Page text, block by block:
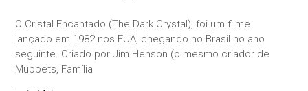
O Cristal Encantado (The Dark Crystal), foi um filme
lançado em 1982 nos EUA, chegando no Brasil no ano
seguinte. Criado por Jim Henson (o mesmo criador de
Muppets, Família